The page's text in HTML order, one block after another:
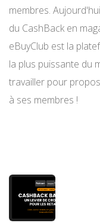
membres.
du CashBack en
eBuyClub est la
la plus puissante du
travailler pour
à ses membres !